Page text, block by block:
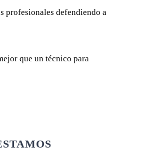
profesionales defendiendo a
que un técnico para